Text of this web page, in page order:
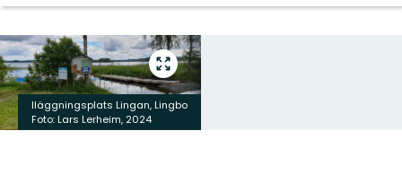
Gå
till
helskärmsläge
Iläggningsplats Lingan, Lingbo
Foto: Lars Lerheim, 2024